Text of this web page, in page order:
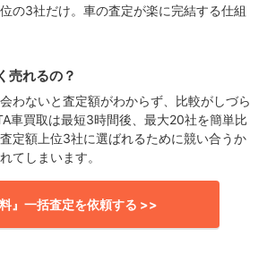
の3社だけ。車の査定が楽に完結する仕組
売れるの？
わないと査定額がわからず、比較がしづら
車買取は最短3時間後、最大20社を簡単比
定額上位3社に選ばれるために競い合うか
てしまいます。
料』一括査定を依頼する >>